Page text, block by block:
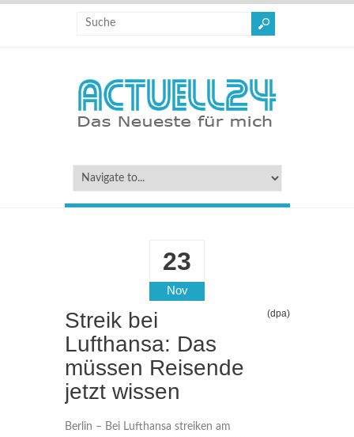
23
Nov
Streik bei
Lufthansa: Das
müssen Reisende
jetzt wissen
(dpa)
Berlin – Bei Lufthansa streiken am